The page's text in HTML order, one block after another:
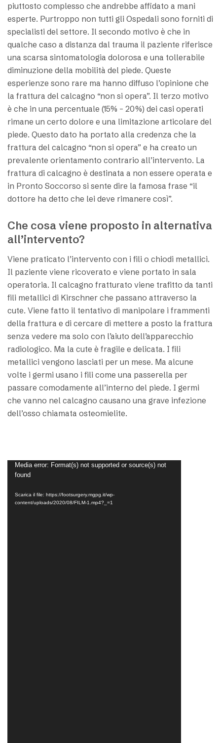
piuttosto complesso che andrebbe affidato a mani
esperte. Purtroppo non tutti gli Ospedali sono forniti di
specialisti del settore. Il secondo motivo è che in
qualche caso a distanza dal trauma il paziente riferisce
una scarsa sintomatologia dolorosa e una tollerabile
diminuzione della mobilità del piede. Queste
esperienze sono rare ma hanno diffuso l’opinione che
la frattura del calcagno “non si opera”. Il terzo motivo
è che in una percentuale (15% – 20%) dei casi operati
rimane un certo dolore e una limitazione articolare del
piede. Questo dato ha portato alla credenza che la
frattura del calcagno “non si opera” e ha creato un
prevalente orientamento contrario all’intervento. La
frattura di calcagno è destinata a non essere operata e
in Pronto Soccorso si sente dire la famosa frase “il
dottore ha detto che lei deve rimanere così”.
Che cosa viene proposto in alternativa
all’intervento?
Viene praticato l’intervento con i fili o chiodi metallici.
Il paziente viene ricoverato e viene portato in sala
operatoria. Il calcagno fratturato viene trafitto da tanti
fili metallici di Kirschner che passano attraverso la
cute. Viene fatto il tentativo di manipolare i frammenti
della frattura e di cercare di mettere a posto la frattura
senza vedere ma solo con l’aiuto dell’apparecchio
radiologico. Ma la cute è fragile e delicata. I fili
metallici vengono lasciati per un mese. Ma alcune
volte i germi usano i fili come una passerella per
passare comodamente all’interno del piede. I germi
che vanno nel calcagno causano una grave infezione
dell’osso chiamata osteomielite.
Video
Player
Media error: Format(s) not supported or source(s) not
found
Scarica il file: https://footsurgery.mgpg.it/wp-
content/uploads/2020/08/FILM-1.mp4?_=1